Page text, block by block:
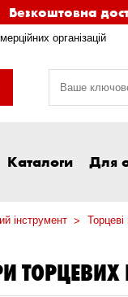
Безкоштовна
організацій
Каталоги Для
інструмент Торцеві